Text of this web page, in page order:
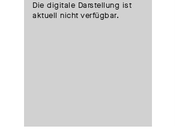
Die digitale Darstellung ist
aktuell nicht verfügbar.